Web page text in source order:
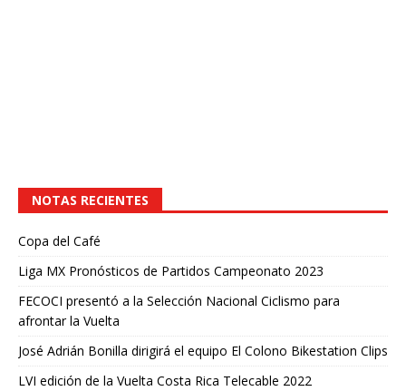
NOTAS RECIENTES
Copa del Café
Liga MX Pronósticos de Partidos Campeonato 2023
FECOCI presentó a la Selección Nacional Ciclismo para
afrontar la Vuelta
José Adrián Bonilla dirigirá el equipo El Colono Bikestation Clips
LVI edición de la Vuelta Costa Rica Telecable 2022